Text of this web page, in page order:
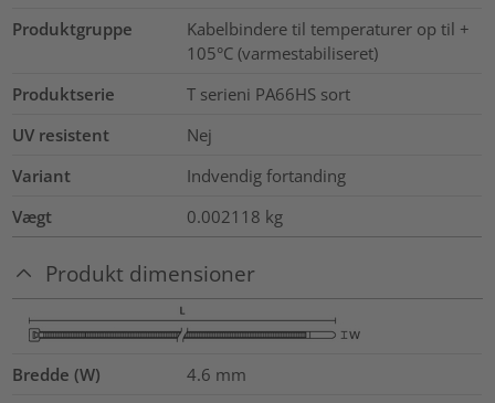
Produktgruppe
Kabelbindere til temperaturer op til +
105°C (varmestabiliseret)
Produktserie
T serieni PA66HS sort
UV resistent
Nej
Variant
Indvendig fortanding
Vægt
0.002118 kg
Produkt dimensioner
Bredde (W) 4.6 mm